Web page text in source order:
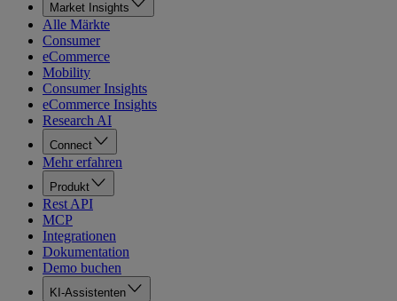
Market Insights
Alle Märkte
Consumer
eCommerce
Mobility
Consumer Insights
eCommerce Insights
Research AI
Connect
Mehr erfahren
Produkt
Rest API
MCP
Integrationen
Dokumentation
Demo buchen
KI-Assistenten